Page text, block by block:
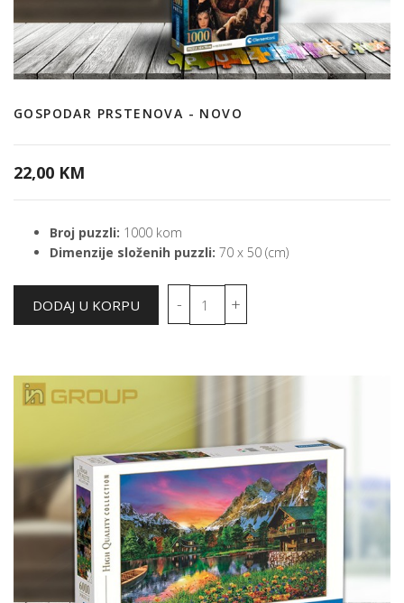
GOSPODAR PRSTENOVA - NOVO
22,00 KM
Broj puzzli: 1000 kom
Dimenzije složenih puzzli: 70 x 50 (cm)